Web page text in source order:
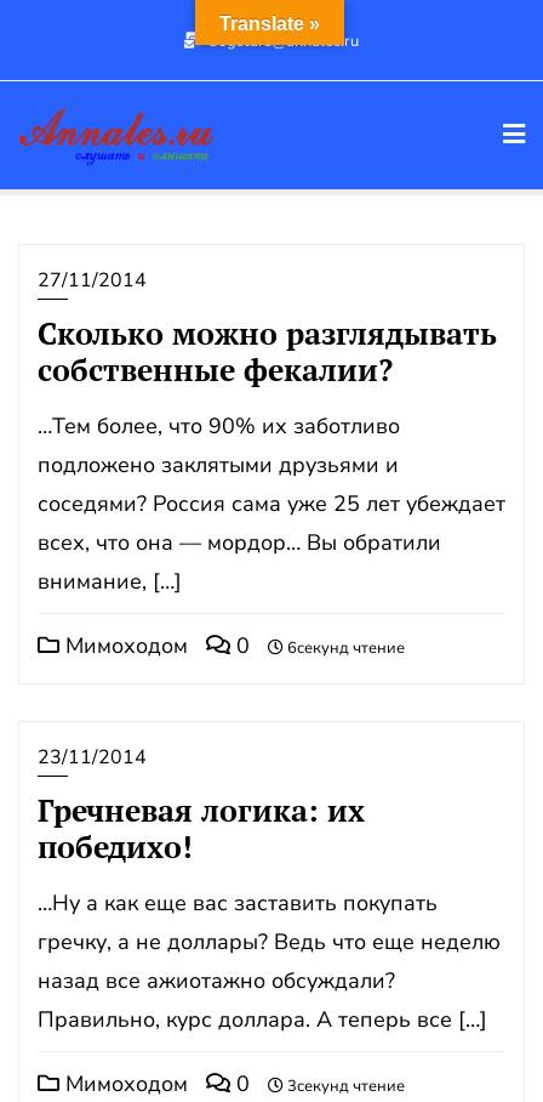
dogstars@annales.ru
27/11/2014
Сколько можно разглядывать
собственные фекалии?
…Тем более, что 90% их заботливо
подложено заклятыми друзьями и
соседями? Россия сама уже 25 лет убеждает
всех, что она — мордор… Вы обратили
внимание, […]
Мимоходом 0 6секунд чтение
23/11/2014
Гречневая логика: их
победихо!
…Ну а как еще вас заставить покупать
гречку, а не доллары? Ведь что еще неделю
назад все ажиотажно обсуждали?
Правильно, курс доллара. А теперь все […]
Мимоходом 0 3секунд чтение
Translate »